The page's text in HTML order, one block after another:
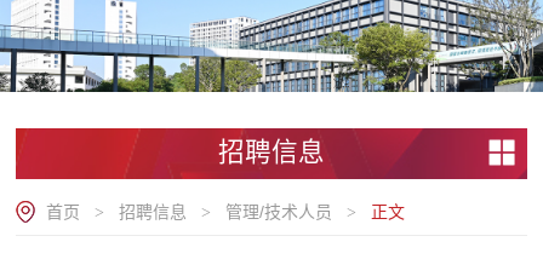
招聘信息
首页 > 招聘信息 > 管理/技术人员 > 正文